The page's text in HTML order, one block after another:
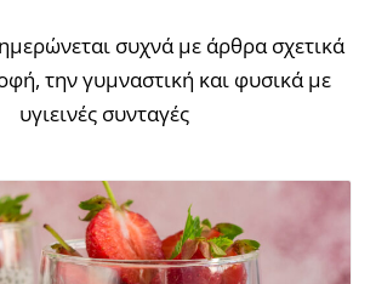
συχνά με άρθρα σχετικά
την γυμναστική και φυσικά με
υγιεινές συνταγές